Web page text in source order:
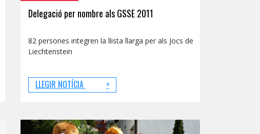
Delegació per nombre als GSSE 2011
82 persones integren la llista llarga per als Jocs de
Liechtenstein
LLEGIR NOTÍCIA >